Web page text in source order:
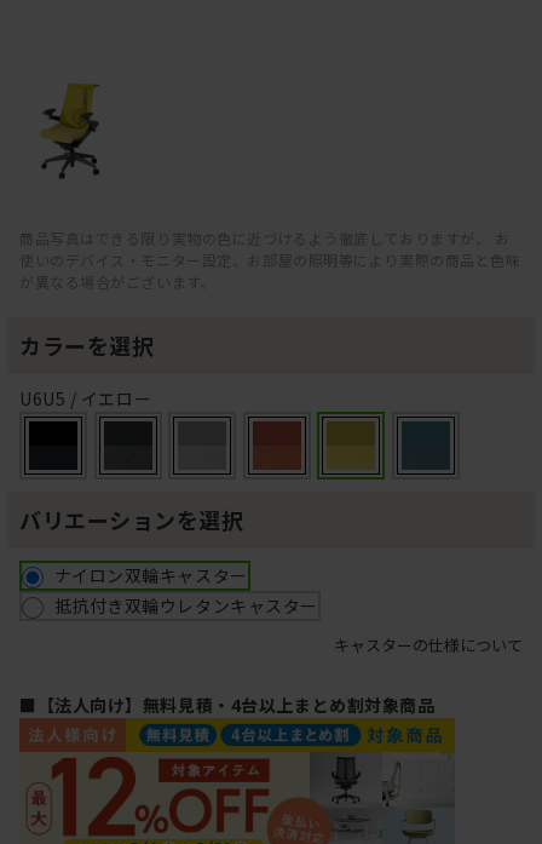
商品写真はできる限り実物の色に近づけるよう徹底しておりますが、 お
使いのデバイス・モニター設定、お部屋の照明等により実際の商品と色味
が異なる場合がございます。
カラーを選択
U6U5 / イエロー
バリエーションを選択
ナイロン双輪キャスター
抵抗付き双輪ウレタンキャスター
キャスターの仕様について
■【法人向け】無料見積・4台以上まとめ割対象商品